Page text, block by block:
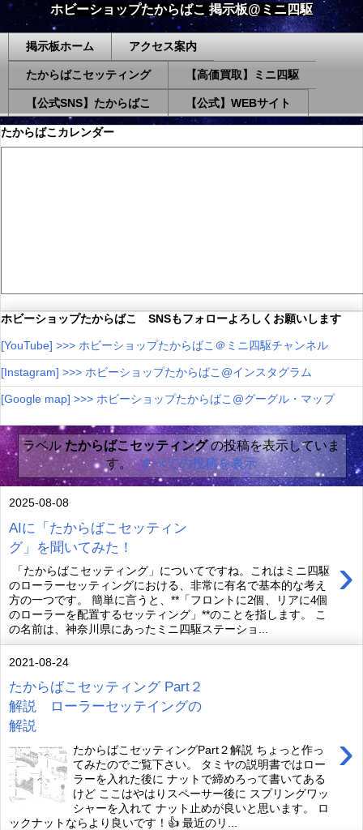
ホビーショップたからばこ 掲示板@ミニ四駆
掲示板ホーム アクセス案内
たからばこセッティング 【高価買取】ミニ四駆
【公式SNS】たからばこ 【公式】WEBサイト
たからばこカレンダー
ホビーショップたからばこ SNSもフォローよろしくお願いします
[YouTube] >>> ホビーショップたからばこ＠ミニ四駆チャンネル
[Instagram] >>> ホビーショップたからばこ@インスタグラム
[Google map] >>> ホビーショップたからばこ@グーグル・マップ
ラベルたからばこセッティングの投稿を表示していま
す。 すべての投稿を表示
2025-08-08
AIに「たからばこセッティン
グ」を聞いてみた！
›
「たからばこセッティング」についてですね。これはミニ四駆
のローラーセッティングにおける、非常に有名で基本的な考え
方の一つです。 簡単に言うと、**「フロントに2個、リアに4個
のローラーを配置するセッティング」**のことを指します。 こ
の名前は、神奈川県にあったミニ四駆ステーショ...
2021-08-24
たからばこセッティング Part２
解説 ローラーセッテイングの
解説
›
たからばこセッティングPart２解説 ちょっと作っ
てみたのでご覧下さい。 タミヤの説明書ではロー
ラーを入れた後に ナットで締めろって書いてある
けど ここはやはりスペーサー後に スプリングワッ
シャーを入れて ナット止めが良いと思います。 ロ
ックナットならより良いです！👍 最近のリ...